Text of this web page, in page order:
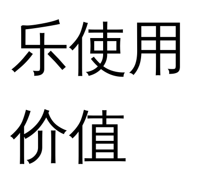
乐使用
价值